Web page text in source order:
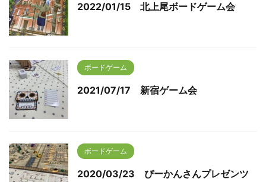
2022/01/15 北上尾ボードゲーム会
ボードゲーム
2021/07/17 新宿ゲーム会
ボードゲーム
2020/03/23 ぴーかんさんプレゼンツ